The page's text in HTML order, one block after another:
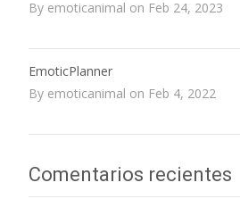
By emoticanimal on Feb 24, 2023
EmoticPlanner
By emoticanimal on Feb 4, 2022
Comentarios recientes